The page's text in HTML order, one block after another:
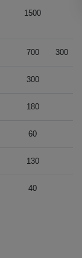
1500
700 300
300
180
60
130
40